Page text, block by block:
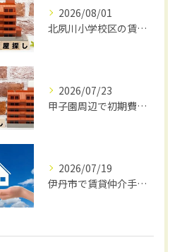
2026/08/01
北夙川小学校区の賃貸と仲介手数料無料の魅力
2026/07/23
甲子園周辺で初期費用安く賃貸探し
2026/07/19
伊丹市で賃貸仲介手数料無料の賢い借り方